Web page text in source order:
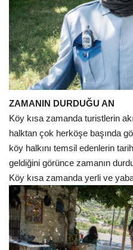
ZAMANIN DURDUĞU AN
Köy kısa zamanda turistlerin
halktan çok herköşe başında
köy halkını temsil edenlerin
geldiğini görünce zamanın
Köy kısa zamanda yerli ve